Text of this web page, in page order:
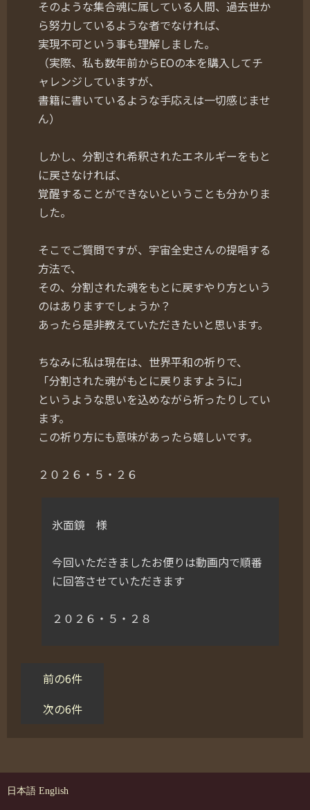
そのような集合魂に属している人間、過去世か
ら努力しているような者でなければ、
実現不可という事も理解しました。
（実際、私も数年前からEOの本を購入してチ
ャレンジしていますが、
書籍に書いているような手応えは一切感じませ
ん）
しかし、分割され希釈されたエネルギーをもと
に戻さなければ、
覚醒することができないということも分かりま
した。
そこでご質問ですが、宇宙全史さんの提唱する
方法で、
その、分割された魂をもとに戻すやり方という
のはありますでしょうか？
あったら是非教えていただきたいと思います。
ちなみに私は現在は、世界平和の祈りで、
「分割された魂がもとに戻りますように」
というような思いを込めながら祈ったりしてい
ます。
この祈り方にも意味があったら嬉しいです。
２０２６・５・２６
氷面鏡 様
今回いただきましたお便りは動画内で順番
に回答させていただきます
２０２６・５・２８
前の6件
次の6件
日本語 English